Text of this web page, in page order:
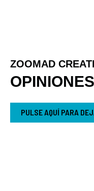
ZOOMAD
PULSE AQUÍ PARA